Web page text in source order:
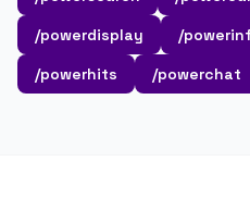
/powerdisplay
/
/powerhits
/powerchat